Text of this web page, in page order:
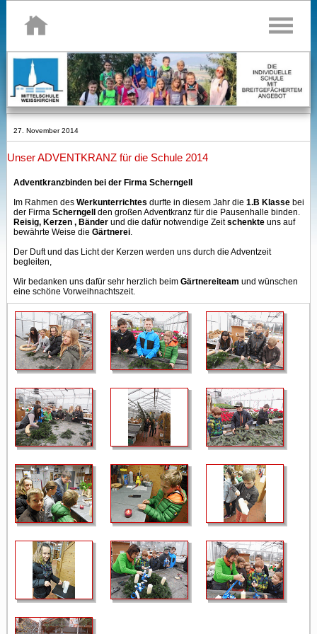
27. November 2014
Unser ADVENTKRANZ für die Schule 2014
Adventkranzbinden bei der Firma Scherngell
Im Rahmen des Werkunterrichtes durfte in diesem Jahr die 1.B Klassebei
der Firma Scherngell den großen Adventkranz für die Pausenhalle binden.
Reisig, Kerzen , Bänderund die dafür notwendige Zeitschenkte uns auf
bewährte Weise die Gärtnerei.
Der Duft und das Licht der Kerzen werden uns durch die Adventzeit
begleiten,
Wir bedanken uns dafür sehr herzlich beim Gärtnereiteam und wünschen
eine schöne Vorweihnachtszeit.